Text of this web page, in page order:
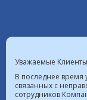
Уважаемые
В последнее время
связанных с
сотрудников